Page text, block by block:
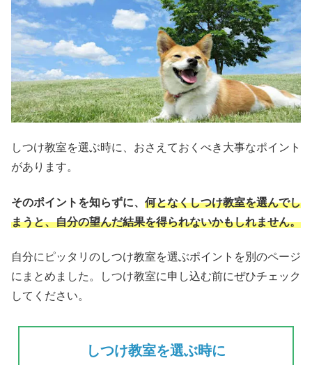
しつけ教室を選ぶ時に、おさえておくべき大事なポイント
があります。
そのポイントを知らずに、 何となくしつけ教室を選んでし
まうと、自分の望んだ結果を得られないかもしれません。
自分にピッタリのしつけ教室を選ぶポイントを別のページ
にまとめました。しつけ教室に申し込む前にぜひチェック
してください。
しつけ教室を選ぶ時に